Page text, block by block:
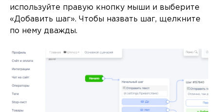
используйте правую кнопку мыши и выберите
«Добавить шаг». Чтобы назвать шаг, щелкните
по нему дважды.